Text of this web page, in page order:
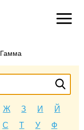
Гамма
Ж З И
Й
С Т У
Ф